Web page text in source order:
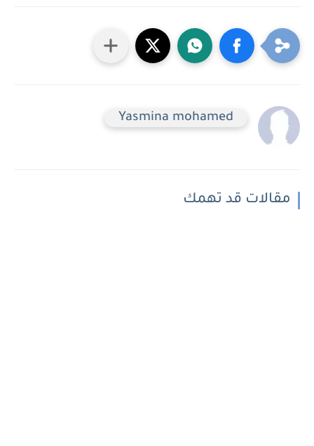
Yasmina mohamed
مقالات قد تهمك